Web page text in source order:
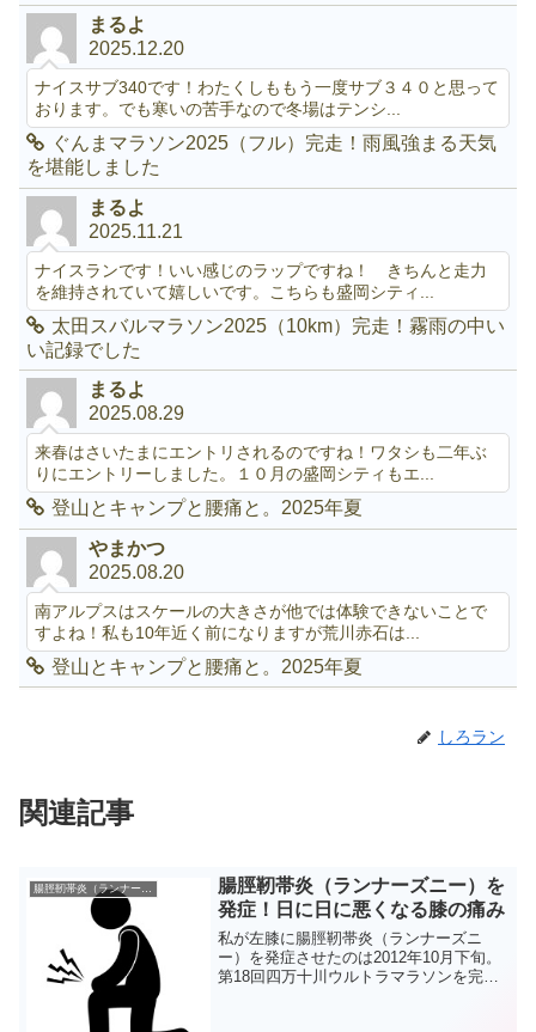
まるよ
2025.12.20
ナイスサブ340です！わたくしももう一度サブ３４０と思って
おります。でも寒いの苦手なので冬場はテンシ...
ぐんまマラソン2025（フル）完走！雨風強まる天気
を堪能しました
まるよ
2025.11.21
ナイスランです！いい感じのラップですね！ きちんと走力
を維持されていて嬉しいです。こちらも盛岡シティ...
太田スバルマラソン2025（10km）完走！霧雨の中い
い記録でした
まるよ
2025.08.29
来春はさいたまにエントリされるのですね！ワタシも二年ぶ
りにエントリーしました。１０月の盛岡シティもエ...
登山とキャンプと腰痛と。2025年夏
やまかつ
2025.08.20
南アルプスはスケールの大きさが他では体験できないことで
すよね！私も10年近く前になりますが荒川赤石は...
登山とキャンプと腰痛と。2025年夏
しろラン
関連記事
腸脛靭帯炎（ランナーズニー）
腸脛靭帯炎（ランナーズニー）を
発症！日に日に悪くなる膝の痛み
私が左膝に腸脛靭帯炎（ランナーズニ
ー）を発症させたのは2012年10月下旬。
第18回四万十川ウルトラマラソンを完走